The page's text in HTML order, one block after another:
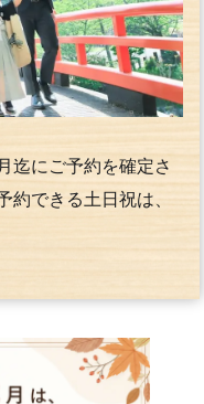
迄にご予約を確定さ
約できる土日祝は、